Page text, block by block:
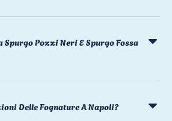
Spurgo Pozzi Neri E Spurgo Fossa
Delle Fognature A Napoli?